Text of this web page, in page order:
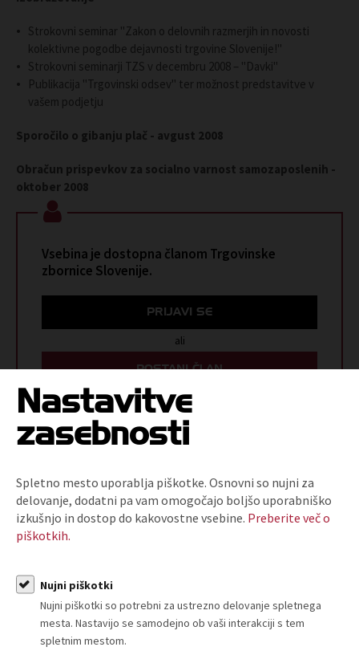
Strokovni seminar "Zakon o delovnih razmerjih in novosti
kolektivne pogodbe dejavnosti trgovine Slovenije!"
Strokovni seminarji TZS v decembru 2008 – "Davki"
Publikacija "Trgovinski odsev" ter možnost predstavitve v
vašem podjetju
Sporočilo o gibanju plač - avgust 2008
Obračun prispevkov za socialno varnost samozaposlenih -
oktober 2008
Vsebina je dostopna članom Trgovinske
zbornice Slovenije.
PRIJAVI SE
ali
POSTANI ČLAN
O nas
Kdo smo in kako do nas?
Nastavitve
zasebnosti
Spletno mesto uporablja piškotke. Osnovni so nujni za
delovanje, dodatni pa vam omogočajo boljšo uporabniško
izkušnjo in dostop do kakovostne vsebine. Preberite več o
piškotkih.
Nujni piškotki
Nujni piškotki so potrebni za ustrezno delovanje spletnega
mesta. Nastavijo se samodejno ob vaši interakciji s tem
spletnim mestom.